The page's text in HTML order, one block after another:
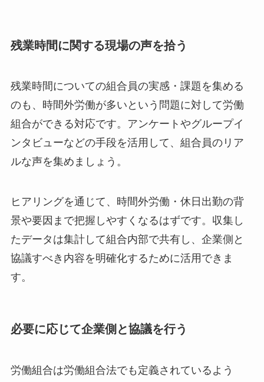
残業時間に関する現場の声を拾う
残業時間についての組合員の実感・課題を集める
のも、時間外労働が多いという問題に対して労働
組合ができる対応です。アンケートやグループイ
ンタビューなどの手段を活用して、組合員のリア
ルな声を集めましょう。
ヒアリングを通じて、時間外労働・休日出勤の背
景や要因まで把握しやすくなるはずです。収集し
たデータは集計して組合内部で共有し、企業側と
協議すべき内容を明確化するために活用できま
す。
必要に応じて企業側と協議を行う
労働組合は労働組合法でも定義されているよう